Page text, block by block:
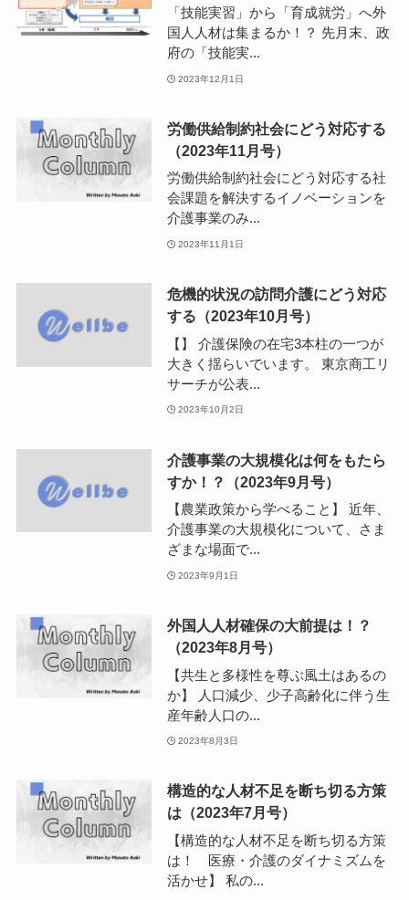
「技能実習」から「育成就労」へ外
国人人材は集まるか！？ 先月末、政
府の「技能実...
2023年12月1日
労働供給制約社会にどう対応する
（2023年11月号）
労働供給制約社会にどう対応する社
会課題を解決するイノベーションを
介護事業のみ...
2023年11月1日
危機的状況の訪問介護にどう対応
する（2023年10月号）
【】 介護保険の在宅3本柱の一つが
大きく揺らいでいます。 東京商工リ
サーチが公表...
2023年10月2日
介護事業の大規模化は何をもたら
すか！？（2023年9月号）
【農業政策から学べること】 近年、
介護事業の大規模化について、さま
ざまな場面で...
2023年9月1日
外国人人材確保の大前提は！？
（2023年8月号）
【共生と多様性を尊ぶ風土はあるの
か】 人口減少、少子高齢化に伴う生
産年齢人口の...
2023年8月3日
構造的な人材不足を断ち切る方策
は（2023年7月号）
【構造的な人材不足を断ち切る方策
は！ 医療・介護のダイナミズムを
活かせ】 私の...